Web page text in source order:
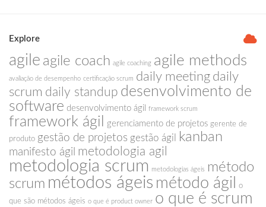
Explore
agile agile coach agile coaching agile methods
avaliação de desempenho certificação scrum daily meeting daily
scrum daily standup desenvolvimento de
software desenvolvimento ágil framework scrum
framework ágil gerenciamento de projetos gerente de
produto gestão de projetos gestão ágil kanban
manifesto ágil metodologia agil
metodologia scrum metodologias ágeis
método
scrum métodos ágeis método ágil
o
que são métodos ágeis o que é product owner o que é scrum